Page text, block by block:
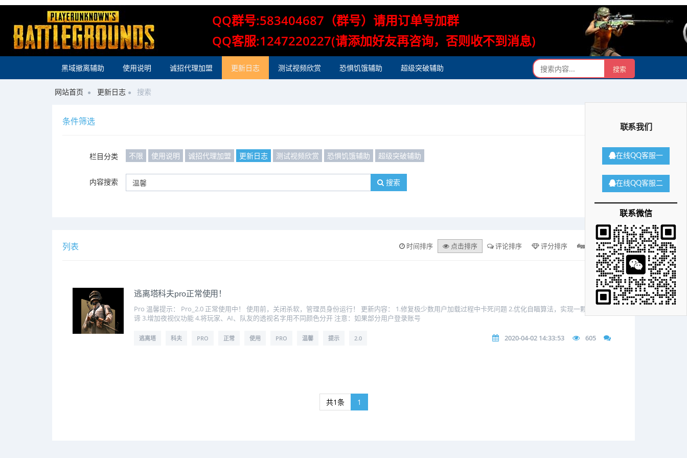
QQ群号:583404687（群号）请用订单号加群
QQ客服:1247220227(请添加好友再咨询，否则收不到消息)
黑域撤离辅助 使用说明 诚招代理加盟 更新日志 测试视频欣赏 恐惧饥饿辅助 超级突破辅助
联系我们
在线QQ客服一
在线QQ客服二
联系微信
网站首页 更新日志 搜索
条件筛选
栏目分类 不限 使用说明 诚招代理加盟 更新日志 测试视频欣赏 恐惧饥饿辅助 超级突破辅助
内容搜索 搜索
列表 时间排序 点击排序 评论排序 评分排序 支持量排序
逃离塔科夫pro正常使用！
Pro 温馨提示： Pro_2.0 正常使用中！ 使用前，关闭杀软，管理员身份运行！ 更新内容： 1.修复极少数用户加载过程中卡死问题 2.优化自瞄算法，实现一颗子弹的真
谛 3.增加夜视仪功能 4.将玩家、AI、队友的透视名字用不同颜色分开 注意：如果部分用户登录账号
逃离塔 科夫 PRO 正常 使用 PRO 温馨 提示 2.0 2020-04-02 14:33:53 605
共1条 1